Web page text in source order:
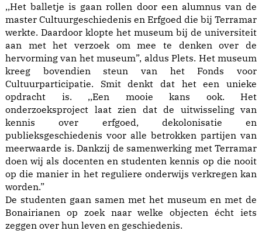
,,Het balletje is gaan rollen door een alumnus van de
master Cultuurgeschiedenis en Erfgoed die bij Terramar
werkte. Daardoor klopte het museum bij de universiteit
aan met het verzoek om mee te denken over de
hervorming van het museum”, aldus Plets. Het museum
kreeg bovendien steun van het Fonds voor
Cultuurparticipatie. Smit denkt dat het een unieke
opdracht is. ,,Een mooie kans ook. Het
onderzoeksproject laat zien dat de uitwisseling van
kennis over erfgoed, dekolonisatie en
publieksgeschiedenis voor alle betrokken partijen van
meerwaarde is. Dankzij de samenwerking met Terramar
doen wij als docenten en studenten kennis op die nooit
op die manier in het reguliere onderwijs verkregen kan
worden.”
De studenten gaan samen met het museum en met de
Bonairianen op zoek naar welke objecten écht iets
zeggen over hun leven en geschiedenis.